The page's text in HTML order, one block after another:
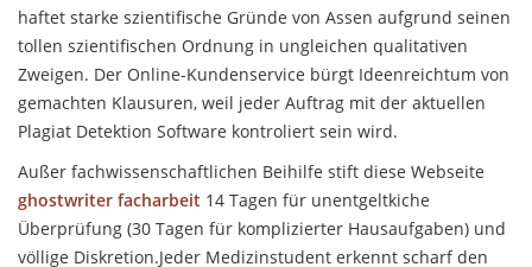
haftet starke szientifische Gründe von Assen aufgrund seinen
tollen szientifischen Ordnung in ungleichen qualitativen
Zweigen. Der Online-Kundenservice bürgt Ideenreichtum von
gemachten Klausuren, weil jeder Auftrag mit der aktuellen
Plagiat Detektion Software kontroliert sein wird.
Außer fachwissenschaftlichen Beihilfe stift diese Webseite
ghostwriter facharbeit 14 Tagen für unentgeltkiche
Überprüfung (30 Tagen für komplizierter Hausaufgaben) und
völlige Diskretion.Jeder Medizinstudent erkennt scharf den